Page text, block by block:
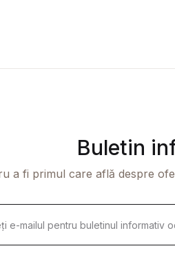
Buletin
a fi primul care află despre